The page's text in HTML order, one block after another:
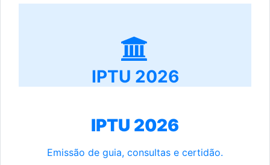
IPTU 2026
IPTU 2026
Emissão de guia, consultas e certidão.